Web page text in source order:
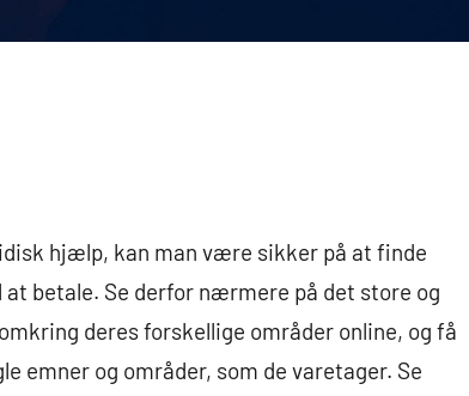
hjælp, kan man være sikker på at finde
betale. Se derfor nærmere på det store og
deres forskellige områder online, og få
emner og områder, som de varetager. Se